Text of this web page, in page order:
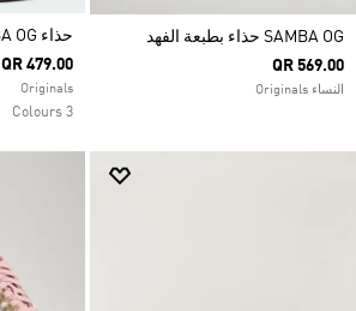
SAMBA OG حذاء بطبعة الفهد
QR 569.00
النساء Originals
حذاء SAMBA OG
QR 479.00
Originals
3 Colours